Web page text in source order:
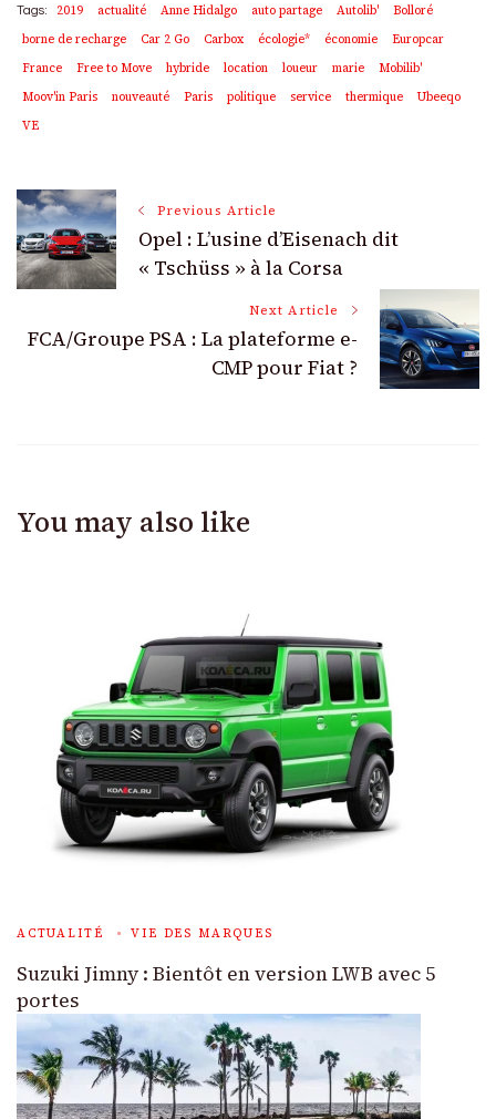
Tags: 2019 actualité Anne Hidalgo auto partage Autolib'
Bolloré
borne de recharge
Car 2 Go Carbox écologie* économie
Europcar
France
Free to Move hybride location loueur marie
Mobilib'
Moov'in Paris
nouveauté Paris politique service thermique
Ubeeqo
VE
Post
Navigation
Previous Article
Opel : L’usine d’Eisenach dit
« Tschüss » à la Corsa
Next Article
FCA/Groupe PSA : La plateforme e-
CMP pour Fiat ?
You may also like
ACTUALITÉ VIE DES MARQUES
Suzuki Jimny : Bientôt en version LWB avec 5
portes